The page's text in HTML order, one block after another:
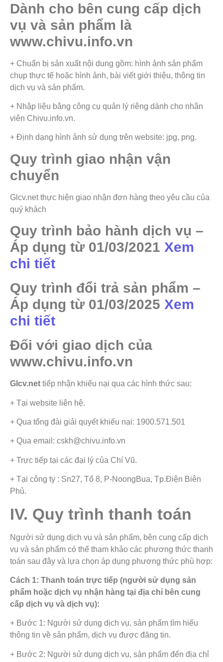
Dành cho bên cung cấp dịch
vụ và sản phẩm là
www.chivu.info.vn
+ Chuẩn bị sản xuất nội dung gồm: hình ảnh sản phẩm
chụp thực tế hoặc hình ảnh, bài viết giới thiệu, thông tin
dịch vụ và sản phẩm.
+ Nhập liệu bằng công cụ quản lý riêng dành cho nhân
viên Chivu.info.vn.
+ Định dạng hình ảnh sử dụng trên website: jpg, png.
Quy trình giao nhận vận
chuyển
Glcv.net thực hiện giao nhận đơn hàng theo yêu cầu của
quý khách
Quy trình bảo hành dịch vụ –
Áp dụng từ 01/03/2021 Xem
chi tiết
Quy trình đổi trả sản phẩm –
Áp dụng từ 01/03/2025 Xem
chi tiết
Đối với giao dịch của
www.chivu.info.vn
Glcv.net tiếp nhận khiếu nại qua các hình thức sau:
+ Tại website liên hệ.
+ Qua tổng đài giải quyết khiếu nại: 1900.571.501
+ Qua email: cskh@chivu.info.vn
+ Trực tiếp tại các đại lý của Chí Vũ.
+ Tại công ty : Sn27, Tổ 8, P-NoongBua, Tp.Điện Biên
Phủ.
IV. Quy trình thanh toán
Người sử dụng dịch vụ và sản phẩm, bên cung cấp dịch
vụ và sản phẩm có thể tham khảo các phương thức thanh
toán sau đây và lựa chọn áp dụng phương thức phù hợp:
Cách 1: Thanh toán trực tiếp (người sử dụng sản
phẩm hoặc dịch vụ nhận hàng tại địa chỉ bên cung
cấp dịch vụ và dịch vụ):
+ Bước 1: Người sử dụng dịch vụ, sản phẩm tìm hiểu
thông tin về sản phẩm, dịch vụ được đăng tin.
+ Bước 2: Người sử dụng dịch vụ, sản phẩm đến địa chỉ